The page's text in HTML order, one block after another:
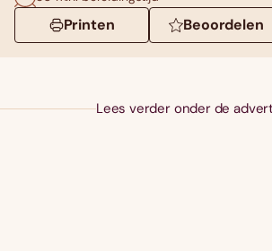
Printen Beoordelen
Lees verder onder de